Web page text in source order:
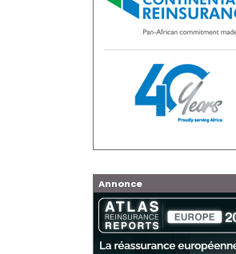
Annonce